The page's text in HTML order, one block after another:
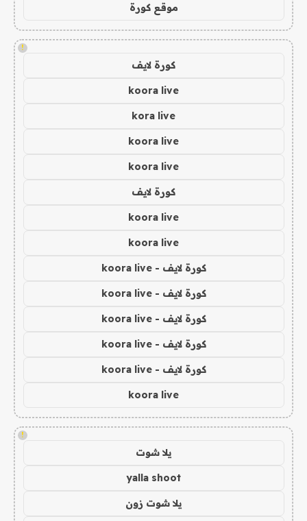
موقع كورة
!
كورة لايف
koora live
kora live
koora live
koora live
كورة لايف
koora live
koora live
كورة لايف - koora live
كورة لايف - koora live
كورة لايف - koora live
كورة لايف - koora live
كورة لايف - koora live
koora live
!
يلا شوت
yalla shoot
يلا شوت زون